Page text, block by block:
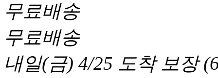
무료배송
무료배송
내일(금) 4/25 도착 보장(